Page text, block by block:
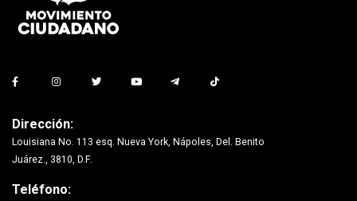
Dirección:
Louisiana No. 113 esq. Nueva York, Nápoles, Del. Benito
Juárez., 3810, D.F.
Teléfono: